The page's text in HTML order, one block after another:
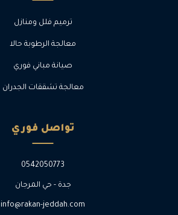
ترميم فلل ومنازل
معالجة الرطوبة حالا
صيانة مباني فوري
معالجة تشققات الجدران
تواصل فوري
0542050773
جدة - حي المرجان
info@rakan-jeddah.com